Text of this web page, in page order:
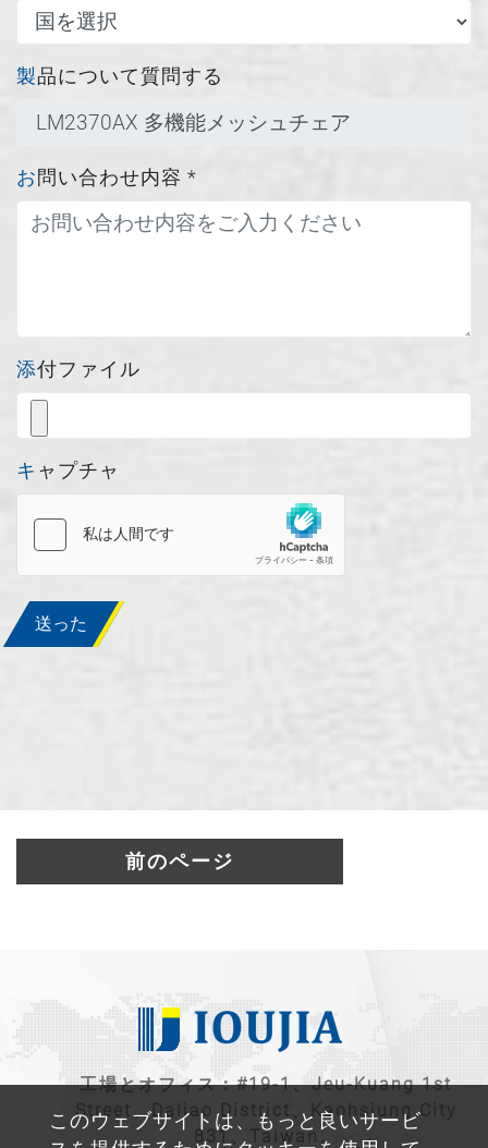
製品について質問する
お問い合わせ内容 *
添付ファイル
キャプチャ
送った
前のページ
このウェブサイトは、もっと良いサービ
工場とオフィス：#19-1、Jeu-Kuang 1st
Street、Daliao District、Kaohsiung City
831、Taiwan。